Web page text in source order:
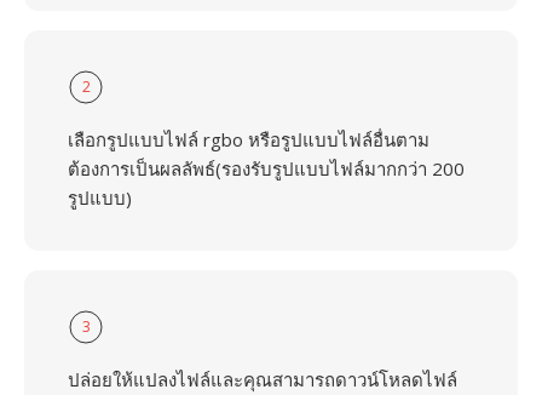
2
เลือกรูปแบบไฟล์ rgbo หรือรูปแบบไฟล์อื่นตาม
ต้องการเป็นผลลัพธ์(รองรับรูปแบบไฟล์มากกว่า 200
รูปแบบ)
3
ปล่อยให้แปลงไฟล์และคุณสามารถดาวน์โหลดไฟล์